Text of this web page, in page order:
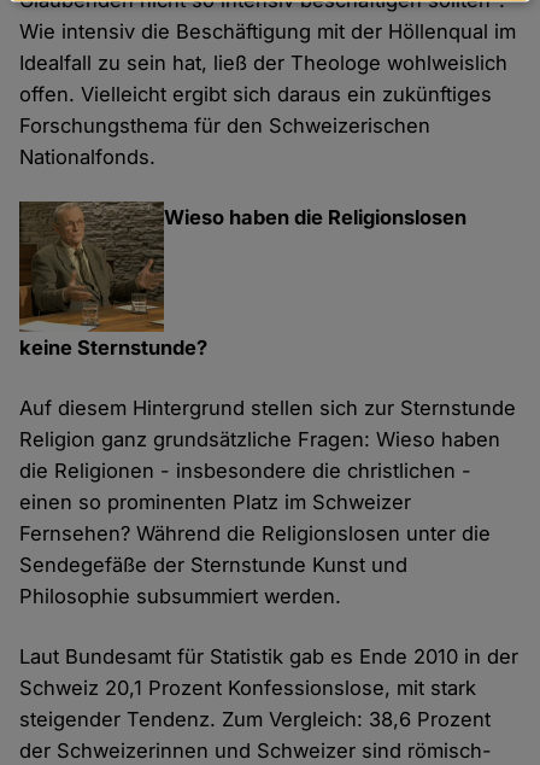
Wie intensiv die Beschäftigung mit der Höllenqual im
Idealfall zu sein hat, ließ der Theologe wohlweislich
offen. Vielleicht ergibt sich daraus ein zukünftiges
Forschungsthema für den Schweizerischen
Nationalfonds.
Wieso haben die Religionslosen
keine Sternstunde?
Auf diesem Hintergrund stellen sich zur Sternstunde
Religion ganz grundsätzliche Fragen: Wieso haben
die Religionen - insbesondere die christlichen -
einen so prominenten Platz im Schweizer
Fernsehen? Während die Religionslosen unter die
Sendegefäße der Sternstunde Kunst und
Philosophie subsummiert werden.
Laut Bundesamt für Statistik gab es Ende 2010 in der
Schweiz 20,1 Prozent Konfessionslose, mit stark
steigender Tendenz. Zum Vergleich: 38,6 Prozent
der Schweizerinnen und Schweizer sind römisch-
und
Cookies